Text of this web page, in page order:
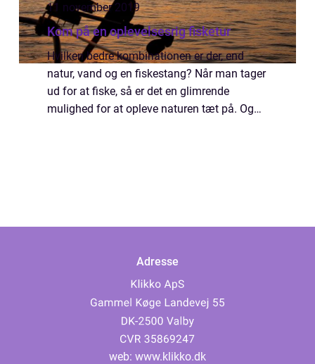
11 november 2019
Kom på en oplevelsesrig fisketur
Hvilken bedre kombinationen er der, end
natur, vand og en fiskestang? Når man tager
ud for at fiske, så er det en glimrende
mulighed for at opleve naturen tæt på. Og
Adresse
web: www.klikko.dk